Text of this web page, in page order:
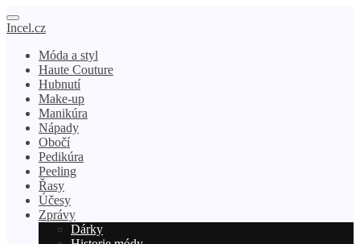
Incel.cz
Móda a styl
Haute Couture
Hubnutí
Make-up
Manikúra
Nápady
Obočí
Pedikúra
Peeling
Řasy
Účesy
Zprávy
Dárky